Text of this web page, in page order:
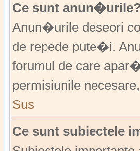
Ce sunt anun�urile?
Anun�urile deseori
de repede pute�i.
forumul de care
permisiunile
Sus
Ce sunt subiectele